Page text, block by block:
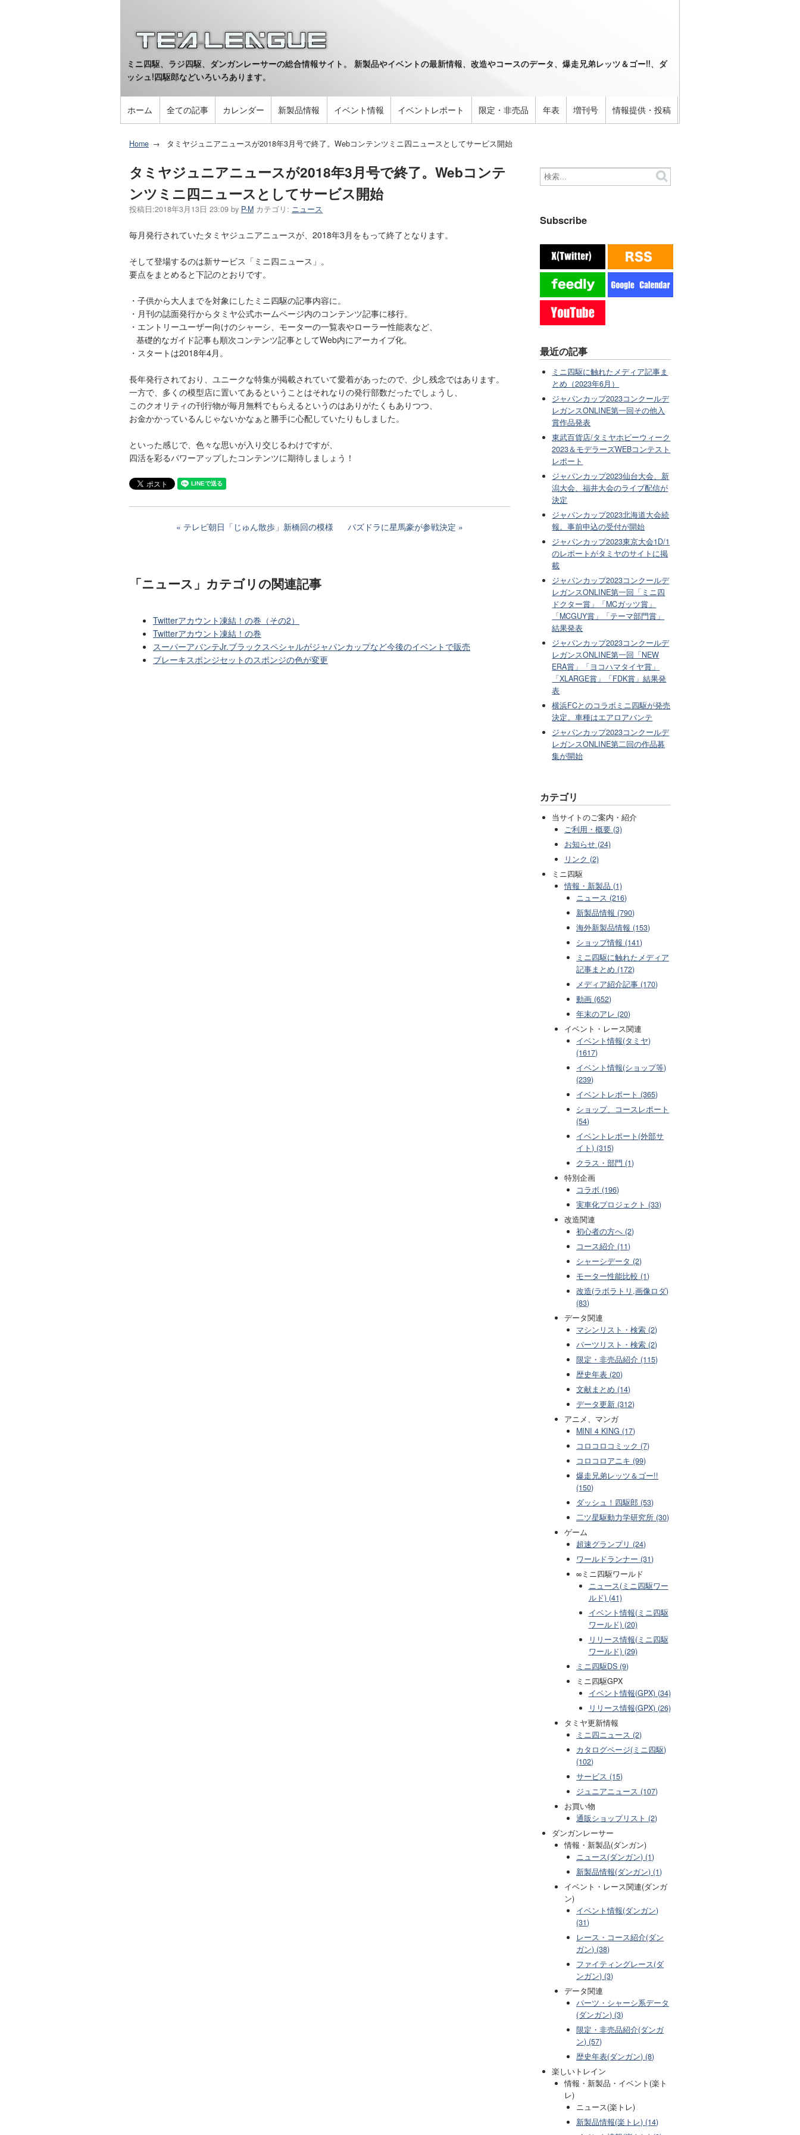
ミニ四駆、ラジ四駆、ダンガンレーサーの総合情報サイト。 新製品やイベントの最新情報、改造やコースのデータ、爆走兄弟レッツ＆ゴー!!、ダ
ッシュ!四駆郎などいろいろあります。
ホーム 全ての記事 カレンダー 新製品情報 イベント情報 イベントレポート 限定・非売品 年表 増刊号 情報提供・投稿
Home タミヤジュニアニュースが2018年3月号で終了。Webコンテンツミニ四ニュースとしてサービス開始
タミヤジュニアニュースが2018年3月号で終了。Webコンテ
ンツミニ四ニュースとしてサービス開始
投稿日:2018年3月13日 23:09 by P-M カテゴリ: ニュース
毎月発行されていたタミヤジュニアニュースが、2018年3月をもって終了となります。
そして登場するのは新サービス「ミニ四ニュース」。
要点をまとめると下記のとおりです。
・子供から大人までを対象にしたミニ四駆の記事内容に。
・月刊の誌面発行からタミヤ公式ホームページ内のコンテンツ記事に移行。
・エントリーユーザー向けのシャーシ、モーターの一覧表やローラー性能表など、
基礎的なガイド記事も順次コンテンツ記事としてWeb内にアーカイブ化。
・スタートは2018年4月。
長年発行されており、ユニークな特集が掲載されていて愛着があったので、少し残念ではあります。
一方で、多くの模型店に置いてあるということはそれなりの発行部数だったでしょうし、
このクオリティの刊行物が毎月無料でもらえるというのはありがたくもありつつ、
お金かかっているんじゃないかなぁと勝手に心配していたりもしました。
といった感じで、色々な思いが入り交じるわけですが、
四活を彩るパワーアップしたコンテンツに期待しましょう！
テレビ朝日「じゅん散歩」新橋回の模様 パズドラに星馬豪が参戦決定
「ニュース」カテゴリの関連記事
Twitterアカウント凍結！の巻（その2）
Twitterアカウント凍結！の巻
スーパーアバンテJr.ブラックスペシャルがジャパンカップなど今後のイベントで販売
ブレーキスポンジセットのスポンジの色が変更
Subscribe
最近の記事
ミニ四駆に触れたメディア記事ま
とめ（2023年6月）
ジャパンカップ2023コンクールデ
レガンスONLINE第一回その他入
賞作品発表
東武百貨店/タミヤホビーウィーク
2023＆モデラーズWEBコンテスト
レポート
ジャパンカップ2023仙台大会、新
潟大会、福井大会のライブ配信が
決定
ジャパンカップ2023北海道大会続
報。事前申込の受付が開始
ジャパンカップ2023東京大会1D/1
のレポートがタミヤのサイトに掲
載
ジャパンカップ2023コンクールデ
レガンスONLINE第一回「ミニ四
ドクター賞」「MCガッツ賞」
「MCGUY賞」「テーマ部門賞」
結果発表
ジャパンカップ2023コンクールデ
レガンスONLINE第一回「NEW
ERA賞」「ヨコハマタイヤ賞」
「XLARGE賞」「FDK賞」結果発
表
横浜FCとのコラボミニ四駆が発売
決定。車種はエアロアバンテ
ジャパンカップ2023コンクールデ
レガンスONLINE第二回の作品募
集が開始
カテゴリ
当サイトのご案内・紹介
ご利用・概要 (3)
お知らせ (24)
リンク (2)
ミニ四駆
情報・新製品 (1)
ニュース (216)
新製品情報 (790)
海外新製品情報 (153)
ショップ情報 (141)
ミニ四駆に触れたメディア
記事まとめ (172)
メディア紹介記事 (170)
動画 (652)
年末のアレ (20)
イベント・レース関連
イベント情報(タミヤ)
(1617)
イベント情報(ショップ等)
(239)
イベントレポート (365)
ショップ、コースレポート
(54)
イベントレポート(外部サ
イト) (315)
クラス・部門 (1)
特別企画
コラボ (196)
実車化プロジェクト (33)
改造関連
初心者の方へ (2)
コース紹介 (11)
シャーシデータ (2)
モーター性能比較 (1)
改造(ラボラトリ,画像ロダ)
(83)
データ関連
マシンリスト・検索 (2)
パーツリスト・検索 (2)
限定・非売品紹介 (115)
歴史年表 (20)
文献まとめ (14)
データ更新 (312)
アニメ、マンガ
MINI 4 KING (17)
コロコロコミック (7)
コロコロアニキ (99)
爆走兄弟レッツ＆ゴー!!
(150)
ダッシュ！四駆郎 (53)
二ツ星駆動力学研究所 (30)
ゲーム
超速グランプリ (24)
ワールドランナー (31)
∞ミニ四駆ワールド
ニュース(ミニ四駆ワー
ルド) (41)
イベント情報(ミニ四駆
ワールド) (20)
リリース情報(ミニ四駆
ワールド) (29)
ミニ四駆DS (9)
ミニ四駆GPX
イベント情報(GPX) (34)
リリース情報(GPX) (26)
タミヤ更新情報
ミニ四ニュース (2)
カタログページ(ミニ四駆)
(102)
サービス (15)
ジュニアニュース (107)
お買い物
通販ショップリスト (2)
ダンガンレーサー
情報・新製品(ダンガン)
ニュース(ダンガン) (1)
新製品情報(ダンガン) (1)
イベント・レース関連(ダンガ
ン)
イベント情報(ダンガン)
(31)
レース・コース紹介(ダン
ガン) (38)
ファイティングレース(ダ
ンガン) (3)
データ関連
パーツ・シャーシ系データ
(ダンガン) (3)
限定・非売品紹介(ダンガ
ン) (57)
歴史年表(ダンガン) (8)
楽しいトレイン
情報・新製品・イベント(楽ト
レ)
ニュース(楽トレ)
新製品情報(楽トレ) (14)